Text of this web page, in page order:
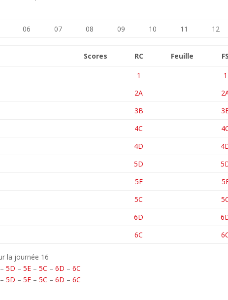
06 07 08 09 10 11 12
Scores RC Feuille FS
1
1
2A
3B
4C
4D
5D
5E
5C
6D
6C
la journée 16
–5D –5E –5C –6D –6C
–5D –5E –5C –6D –6C